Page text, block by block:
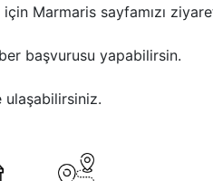
Marmaris sayfamızı
başvurusu yapabilirsin.
ulaşabilirsiniz.